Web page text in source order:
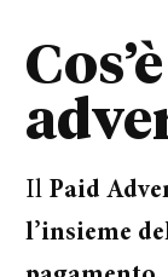
Il Paid
l’insieme